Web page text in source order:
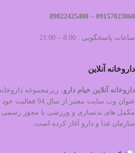
09157023060 –
ساعات پاسخگویی : 8:00 – 21:00
داروخانه آنلاین
داروخانه آنلاین خیام دارو، زیرمجموعه
عنوان وب سایت
مکمل های بدنسازی و ورزشی با مجوز رسمی
سازمان غذا و دارو آغاز کرده است.